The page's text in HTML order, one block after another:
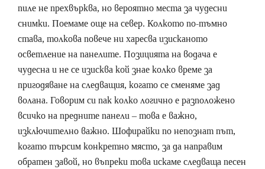
пиле не прехвърква, но вероятно места за чудесни
снимки. Поемаме още на север. Колкото по-тъмно
става, толкова повече ни харесва изисканото
осветление на панелите. Позицията на водача е
чудесна и не се изисква кой знае колко време за
пригодяване на следващия, когато се сменяме зад
волана. Говорим си пак колко логично е разположено
всичко на предните панели – това е важно,
изключително важно. Шофирайки по непознат път,
когато търсим конкретно място, за да направим
обратен завой, но въпреки това искаме следваща песен